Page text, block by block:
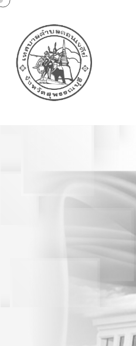
ประกาศเทศ
ดอนเจดีย์ เรื่
จ้างก่อสร้างโ
แหล่งท่องเที่
พระบรมราช